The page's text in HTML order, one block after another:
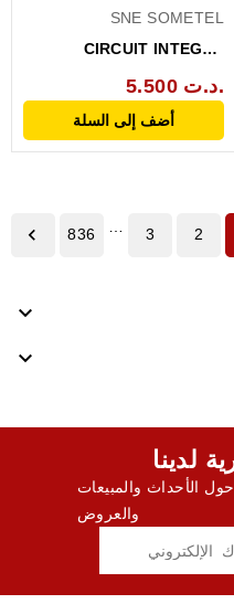
SNE SOMETEL
CIRCUIT INTEGRE
5.500 د.ت.
أضف إلى السلة
2
3
836



الأحداث والمبيعات
والعروض